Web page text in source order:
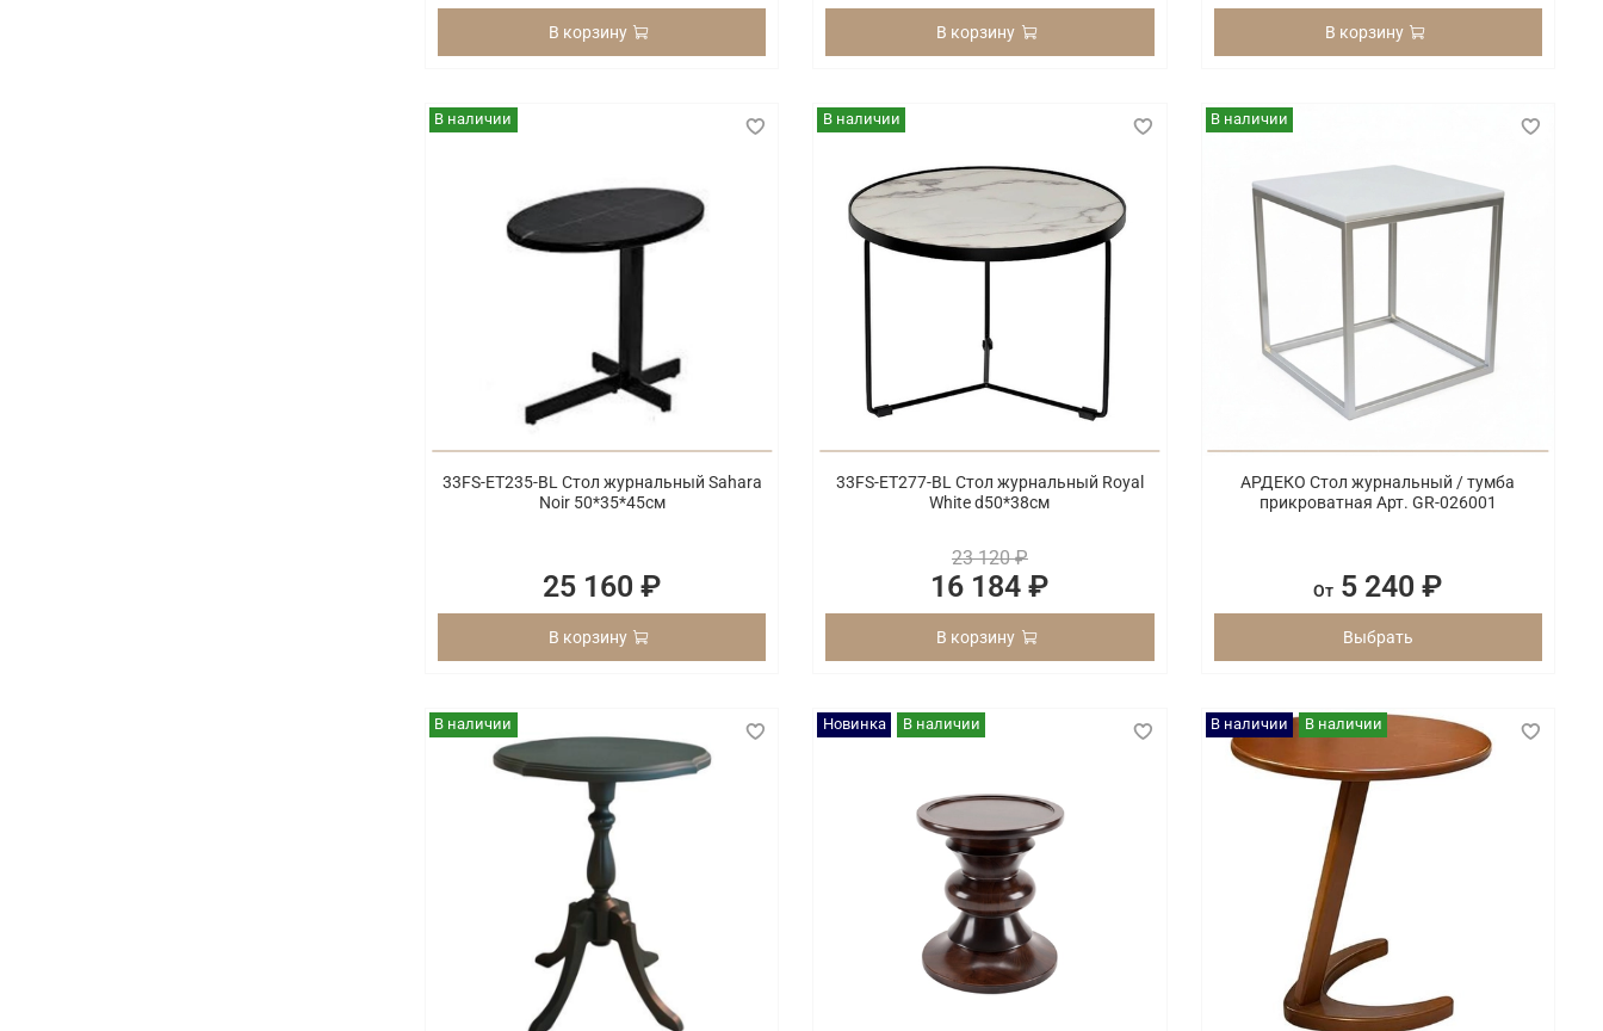
В корзину В корзину В корзину
В наличии
33FS-ET235-BL Стол журнальный Sahara
Noir 50*35*45см
25 160 ₽
В корзину
В наличии
33FS-ET277-BL Стол журнальный Royal
White d50*38см
23 120 ₽
16 184 ₽
В корзину
В наличии
АРДЕКО Стол журнальный / тумба
прикроватная Арт. GR-026001
От 5 240 ₽
Выбрать
В наличии Новинка В наличии В наличии В наличии